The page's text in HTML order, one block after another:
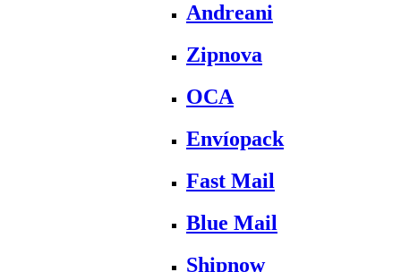
Andreani
Zipnova
OCA
Envíopack
Fast Mail
Blue Mail
Shipnow